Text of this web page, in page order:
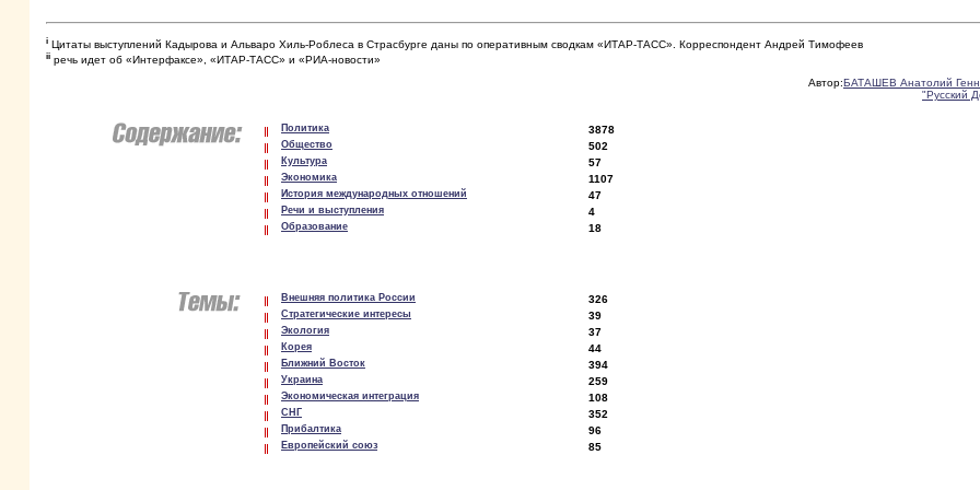
i Цитаты выступлений Кадырова и Альваро Хиль-Роблеса в Страсбурге даны по оперативным сводкам «ИТАР-ТАСС». Корреспондент Андрей Тимофеев
ii речь идет об «Интерфаксе», «ИТАР-ТАСС» и «РИА-новости»
Автор:БАТАШЕВ Анатолий
"Русский
Политика 3878
Общество 502
Культура 57
Экономика 1107
История международных отношений 47
Речи и выступления 4
Образование 18
Внешняя политика России 326
Стратегические интересы 39
Экология 37
Корея 44
Ближний Восток 394
Украина 259
Экономическая интеграция 108
СНГ 352
Прибалтика 96
Европейский союз 85